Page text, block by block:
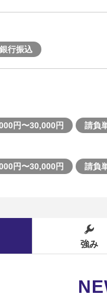
銀行振込
円〜30,000円 請負
円〜30,000円 請負
強み